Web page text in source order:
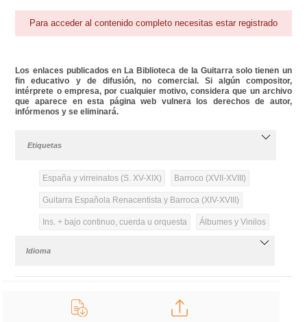
Para acceder al contenido completo necesitas estar registrado
Los enlaces publicados en La Biblioteca de la Guitarra solo tienen un
fin educativo y de difusión, no comercial. Si algún compositor,
intérprete o empresa, por cualquier motivo, considera que un archivo
que aparece en esta página web vulnera los derechos de autor,
infórmenos y se eliminará.
Etiquetas
España y virreinatos (S. XV-XIX) Barroco (XVII-XVIII)
Guitarra Española Renacentista y Barroca (XIV-XVIII)
Ins. + bajo continuo, cuerda u orquesta Álbumes y Vinilos
Idioma